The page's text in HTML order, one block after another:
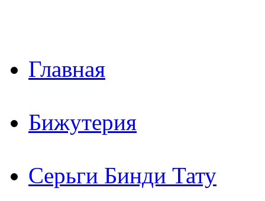
Главная
Бижутерия
Серьги Бинди Тату